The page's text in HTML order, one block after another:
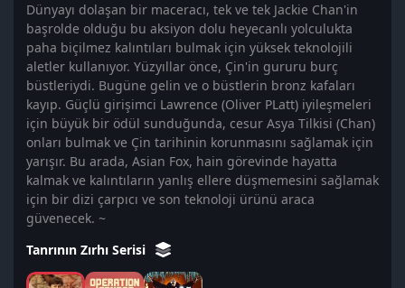
Dünyayı dolaşan bir maceracı, tek ve tek Jackie Chan'in
başrolde olduğu bu aksiyon dolu heyecanlı yolculukta
paha biçilmez kalıntıları bulmak için yüksek teknolojili
aletler kullanıyor. Yüzyıllar önce, Çin'in gururu burç
büstleriydi. Bugüne gelin ve o büstlerin bronz kafaları
kayıp. Güçlü girişimci Lawrence (Oliver PLatt) iyileşmeleri
için büyük bir ödül sunduğunda, cesur Asya Tilkisi (Chan)
onları bulmak ve Çin tarihinin korunmasını sağlamak için
yarışır. Bu arada, Asian Fox, hain görevinde hayatta
kalmak ve kalıntıların yanlış ellere düşmemesini sağlamak
için bir dizi çarpıcı ve son teknoloji ürünü araca
güvenecek. ~
Tanrının Zırhı Serisi